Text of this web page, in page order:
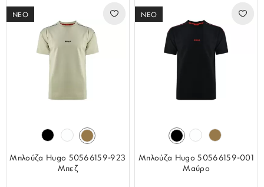
ΝΕΟ
Μπλούζα Hugo 50566159-923
Μπεζ
ΝΕΟ
Μπλούζα Hugo 50566159-001
Μαύρο